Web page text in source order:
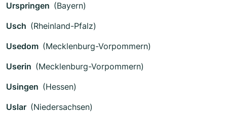
Urspringen (Bayern)
Usch (Rheinland-Pfalz)
Usedom (Mecklenburg-Vorpommern)
Userin (Mecklenburg-Vorpommern)
Usingen (Hessen)
Uslar (Niedersachsen)